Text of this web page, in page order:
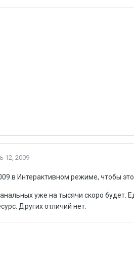
12, 2009
в Интерактивном режиме, чтобы
уже на тысячи скоро будет.
Других отличий нет.